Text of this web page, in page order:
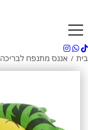
בית / אננס מתנפח לבריכה